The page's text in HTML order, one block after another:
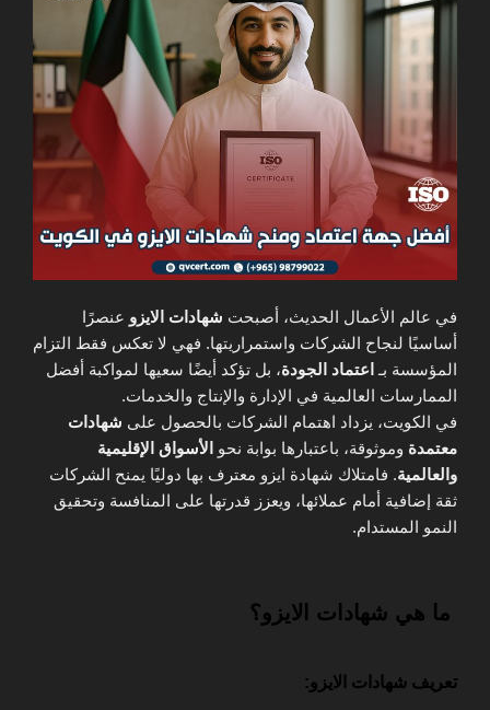
في عالم الأعمال الحديث، أصبحت شهادات الايزو عنصرًا
أساسيًا لنجاح الشركات واستمراريتها. فهي لا تعكس فقط التزام
المؤسسة بـ اعتماد الجودة، بل تؤكد أيضًا سعيها لمواكبة أفضل
الممارسات العالمية في الإدارة والإنتاج والخدمات.
في الكويت، يزداد اهتمام الشركات بالحصول على شهادات
معتمدة وموثوقة، باعتبارها بوابة نحو الأسواق الإقليمية
والعالمية. فامتلاك شهادة ايزو معترف بها دوليًا يمنح الشركات
ثقة إضافية أمام عملائها، ويعزز قدرتها على المنافسة وتحقيق
النمو المستدام.
ما هي شهادات الايزو؟
تعريف شهادات الايزو: